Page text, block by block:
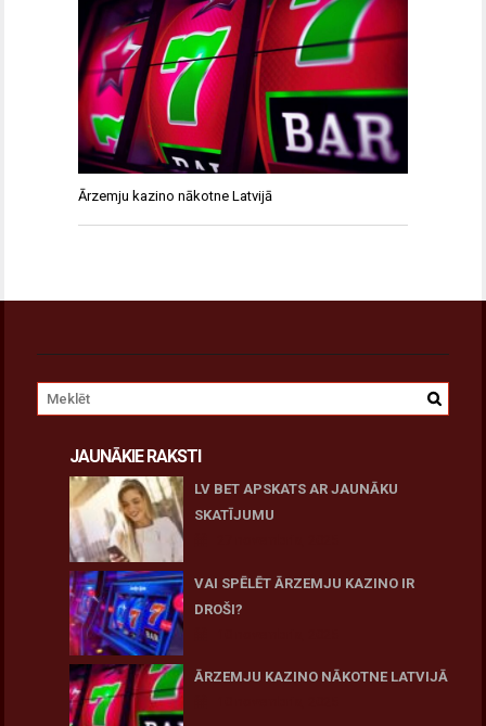
Ārzemju kazino nākotne Latvijā
JAUNĀKIE RAKSTI
LV BET APSKATS AR JAUNĀKU
SKATĪJUMU
VAI SPĒLĒT ĀRZEMJU KAZINO IR
DROŠI?
ĀRZEMJU KAZINO NĀKOTNE LATVIJĀ